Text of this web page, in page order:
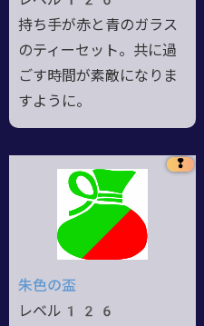
持ち手が赤と青のガラス
のティーセット。共に過
ごす時間が素敵になりま
すように。
❢
朱色の盃
レベル126